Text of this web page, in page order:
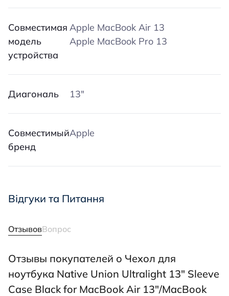
Совместимая
модель
устройства
Apple MacBook Air 13
Apple MacBook Pro 13
Диагональ 13″
Совместимый
бренд
Apple
Відгуки та Питання
ОтзывовВопрос
Отзывы покупателей о Чехол для
ноутбука Native Union Ultralight 13" Sleeve
Case Black for MacBook Air 13"/MacBook